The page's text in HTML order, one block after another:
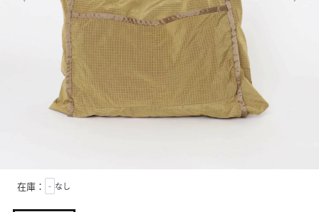
在庫： - なし